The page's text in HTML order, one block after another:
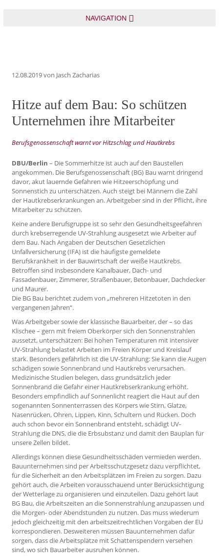
NAVIGATION
12.08.2019von Jasch Zacharias
Hitze auf dem Bau: So schützen
Unternehmen ihre Mitarbeiter
Berufsgenossenschaft warnt vor Hitzschlag und Hautkrebs
DBU/Berlin – Die Sommerhitze ist auch auf den Baustellen
angekommen. Die Berufsgenossenschaft (BG) Bau warnt dringend
davor, akut lauernde Gefahren wie Hitzeerschöpfung und
Sonnenstich zu unterschätzen. Auch steigt bei Männern die Zahl
der Hautkrebserkrankungen an. Arbeitgeber sind in der Pflicht, ihre
Mitarbeiter zu schützen.
Keine andere Berufsgruppe ist so sehr den Gesundheitsgeefahren
durch krebserregende UV-Strahlung ausgesetzt wie Arbeiter auf
dem Bau. Nach Angaben der Deutschen Gesetzlichen
Unfallversicherung (IFA) ist die häufigste gemeldete
Berufskrankheit in der Bauwirtschaft der weiße Hautkrebs.
Betroffen sind insbesondere Kanalbauer, Dach- und
Fassadenbauer, Zimmerer, Straßenbauer, Betonbauer, Dachdecker
und Maurer.
Die BG Bau berichtet zudem von „mehreren Hitzetoten in den
vergangenen Jahren“.
Was Arbeitgeber sowie der klassische Bauarbeiter, der – so das
Klischee – gern mit freiem Oberkörper sich den Sonnenstrahlen
aussetzt, unterschätzen: Bei hohen Temperaturen mit intensiver
UV-Strahlung belastet Arbeiten im Freien Körper und Kreislauf
stark. Besonders gefährlich ist die UV-Strahlung: Sie kann die Augen
schädigen sowie Sonnenbrand und Hautkrebs verursachen.
Medizinische Studien belegen, dass grundsätzlich jeder
Sonnenbrand die Gefahr einer Hautkrebserkrankung erhöht.
Besonders empfindlich auf Sonnenlicht reagiert die Haut auf den
sogenannten Sonnenterrassen des Körpers wie Stirn, Glatze,
Nasenrücken, Ohren, Lippen, Kinn, Schultern und Rücken. Doch
auch schon bevor ein Sonnenbrand entsteht, schädigt UV-
Strahlung die DNS, die die Erbsubstanz und damit den Bauplan für
unsere Zellen bildet.
Allerdings können diese Gesundheitsschäden vermieden werden.
Bauunternehmen sind per Arbeitsschutzgesetz dazu verpflichtet,
für die Sicherheit an den Arbeitsplätzen im Freien zu sorgen. Dazu
gehört auch, die Arbeiten vorausschauend unter Berücksichtigung
der Wetterlage zu organisieren und einzuteilen. Dazu gehört laut
BG Bau, die Arbeitszeiten an die Sonnenstrahlung anzupassen und
die Morgen- oder Abendstunden zu nutzen. Das muss wiederum
jedoch gleichzeitig mit den arbeitszeitrechtlichen Vorgaben der EU
korrespondieren. Desweiteren müssen Bauunternehmen dafür
sorgen, dass die Arbeitsplätze mit Schattenspendern versehen
sind, wo sich Bauarbeiter ausruhen können.